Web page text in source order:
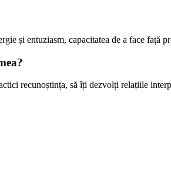
și entuziasm, capacitatea de a face
recunoștința, să îți dezvolți relațiile